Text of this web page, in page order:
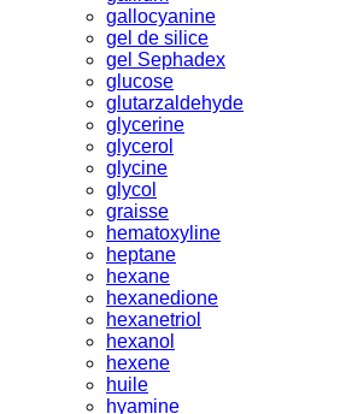
gallocyanine
gel de silice
gel Sephadex
glucose
glutarzaldehyde
glycerine
glycerol
glycine
glycol
graisse
hematoxyline
heptane
hexane
hexanedione
hexanetriol
hexanol
hexene
huile
hyamine